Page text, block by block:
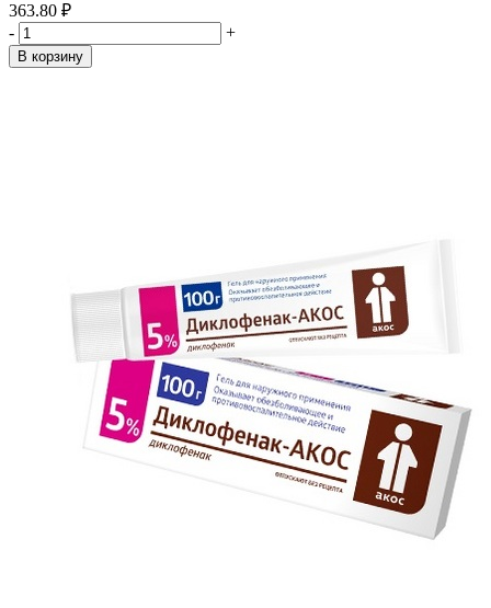
363.80 ₽
-
+
В корзину